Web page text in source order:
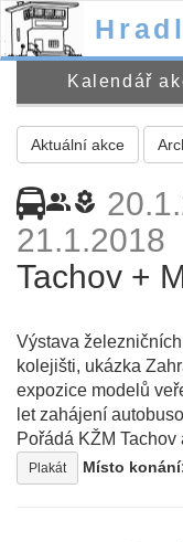
Kalendář
Aktuální akce
people_altlocal_florist
21.1.2018
Tachov +
Výstava
kolejišti, ukázka
expozice modelů
let zahájení
Pořádá KŽM
Plakát Místo